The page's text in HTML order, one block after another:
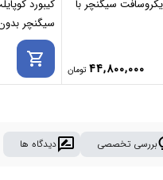
سیگنچر با
44,800,000
کیبورد
سیگنچر
shopping_cart
بررسی تخصصی rate_reviewدیدگاه ها